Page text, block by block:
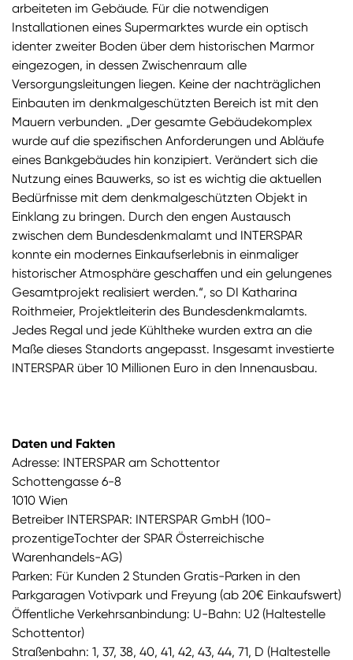
arbeiteten im Gebäude. Für die notwendigen
Installationen eines Supermarktes wurde ein optisch
identer zweiter Boden über dem historischen Marmor
eingezogen, in dessen Zwischenraum alle
Versorgungsleitungen liegen. Keine der nachträglichen
Einbauten im denkmalgeschützten Bereich ist mit den
Mauern verbunden. „Der gesamte Gebäudekomplex
wurde auf die spezifischen Anforderungen und Abläufe
eines Bankgebäudes hin konzipiert. Verändert sich die
Nutzung eines Bauwerks, so ist es wichtig die aktuellen
Bedürfnisse mit dem denkmalgeschützten Objekt in
Einklang zu bringen. Durch den engen Austausch
zwischen dem Bundesdenkmalamt und INTERSPAR
konnte ein modernes Einkaufserlebnis in einmaliger
historischer Atmosphäre geschaffen und ein gelungenes
Gesamtprojekt realisiert werden.“, so DI Katharina
Roithmeier, Projektleiterin des Bundesdenkmalamts.
Jedes Regal und jede Kühltheke wurden extra an die
Maße dieses Standorts angepasst. Insgesamt investierte
INTERSPAR über 10 Millionen Euro in den Innenausbau.
Daten und Fakten
Adresse: INTERSPAR am Schottentor
Schottengasse 6-8
1010 Wien
Betreiber INTERSPAR: INTERSPAR GmbH (100-
prozentigeTochter der SPAR Österreichische
Warenhandels-AG)
Parken: Für Kunden 2 Stunden Gratis-Parken in den
Parkgaragen Votivpark und Freyung (ab 20€ Einkaufswert)
Öffentliche Verkehrsanbindung: U-Bahn: U2 (Haltestelle
Schottentor)
Straßenbahn: 1, 37, 38, 40, 41, 42, 43, 44, 71, D (Haltestelle